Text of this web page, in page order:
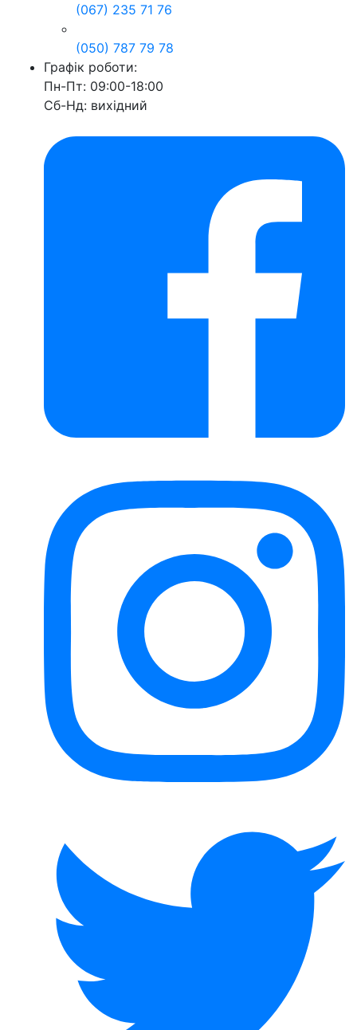
(067) 235 71 76
(050) 787 79 78
Графік роботи:
Пн-Пт: 09:00-18:00
Сб-Нд: вихідний